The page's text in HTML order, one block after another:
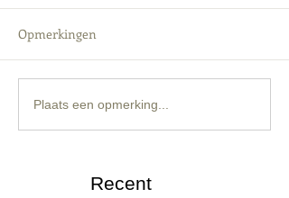
Opmerkingen
Plaats een opmerking...
Recent